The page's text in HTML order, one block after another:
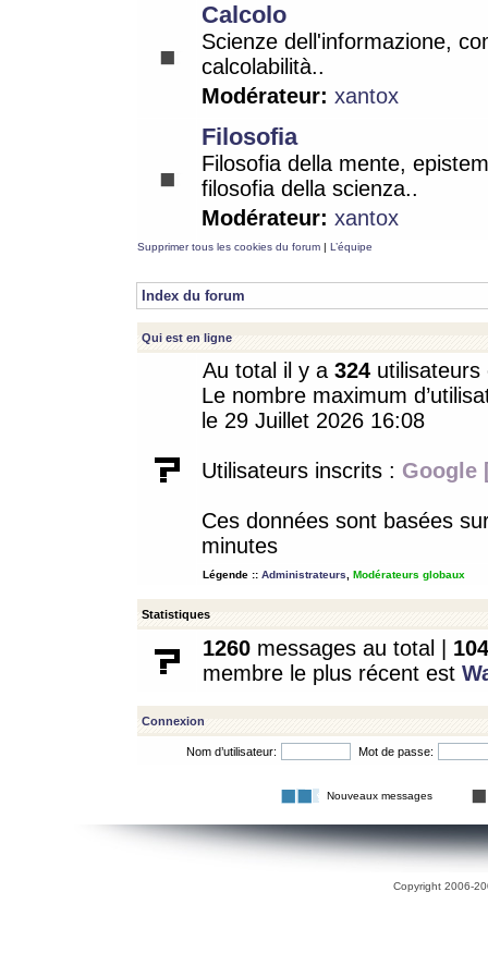
Calcolo
Scienze dell'informazione,
calcolabilità..
Modérateur: xantox
Filosofia
Filosofia della mente,
filosofia della scienza..
Modérateur: xantox
Supprimer tous les cookies du forum | L’équipe
Index du forum
Qui est en ligne
Au total il y a 324
Le nombre maximum
le 29 Juillet 2026 16:08
Utilisateurs inscrits : Google
Ces données sont basées
minutes
Légende :: Administrateurs Modérateurs globaux
Statistiques
1260 messages au total | 104
membre le plus récent est
Connexion
Nom d’utilisateur: Mot de passe:
Nouveaux messages
Copyright 2006-